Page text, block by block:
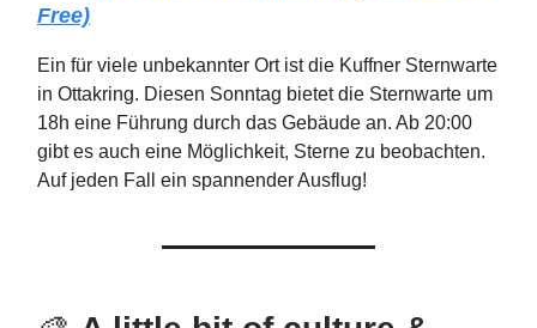
Free)
Ein für viele unbekannter Ort ist die Kuffner Sternwarte
in Ottakring. Diesen Sonntag bietet die Sternwarte um
18h eine Führung durch das Gebäude an. Ab 20:00
gibt es auch eine Möglichkeit, Sterne zu beobachten.
Auf jeden Fall ein spannender Ausflug!